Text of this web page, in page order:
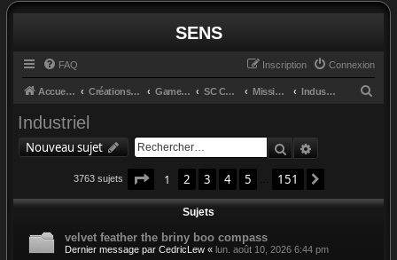
SENS
FAQ Connexion
Inscription
Accueil du forum Créations et retours GameGlass SC Controls by Cosmo Missions Industriel
r
Industriel
Nouveau sujet Rechercher
3763 sujets Page 1sur151
1 2 3 4 5 151
Sujets
velvet feather the briny boo compass
Dernier message par CedricLew « lun. août 10, 2026 6:44 pm